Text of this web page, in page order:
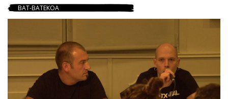
BAT-BATEKOA